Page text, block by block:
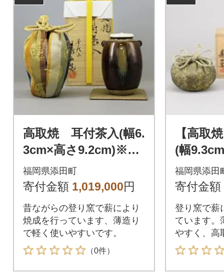
高取焼 耳付茶入(幅6.
3cm×高さ9.2cm)※桐
箱入り
福岡県添田町
寄付金額 1,019,000円
昔ながらの登り窯で薪により
焼成を行っています、薄造り
で軽く使いやすいです。
（0件）
【高取
(幅
福岡県添田
寄付金額
登り窯で薪
ています。
やすく、高
す。